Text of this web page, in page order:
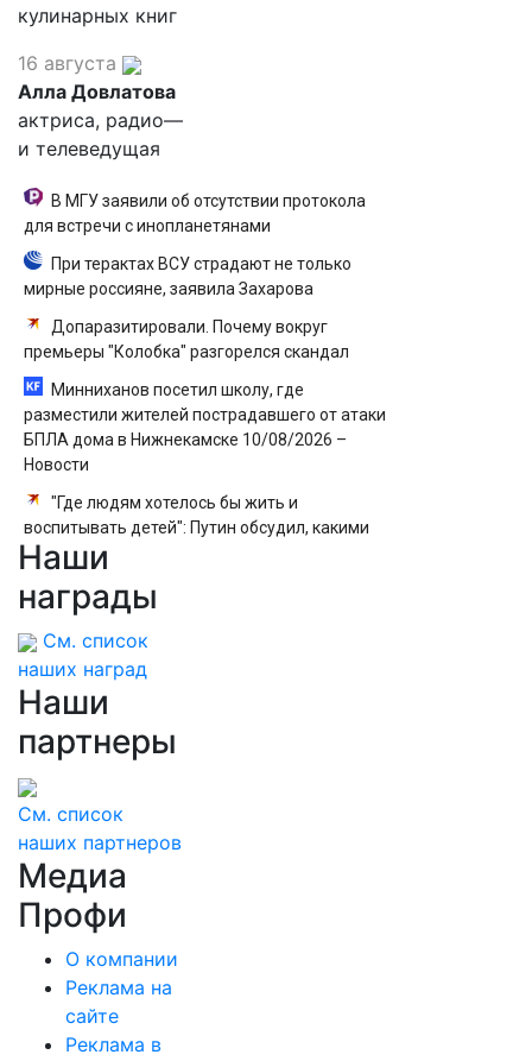
кулинарных книг
16 августа
Алла Довлатова
актриса, радио—
и телеведущая
В МГУ заявили об отсутствии протокола
для встречи с инопланетянами
При терактах ВСУ страдают не только
мирные россияне, заявила Захарова
Допаразитировали. Почему вокруг
премьеры "Колобка" разгорелся скандал
Минниханов посетил школу, где
разместили жителей пострадавшего от атаки
БПЛА дома в Нижнекамске 10/08/2026 –
Новости
"Где людям хотелось бы жить и
воспитывать детей": Путин обсудил, какими
должны быть города будущего в России
Наши
награды
См. список
наших наград
Наши
партнеры
См. список
наших партнеров
Медиа
Профи
О компании
Реклама на
сайте
Реклама в